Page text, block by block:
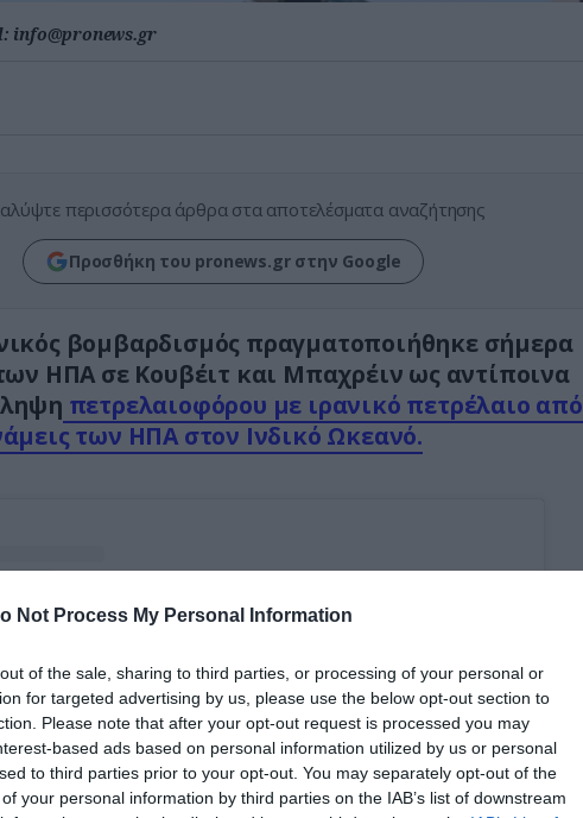
Not Process My Personal Information
of the sale, sharing to third parties, or processing of your personal or
for targeted advertising by us, please use the below opt-out section to
Please note that after your opt-out request is processed you may
based ads based on personal information utilized by us or personal
to third parties prior to your opt-out. You may separately opt-out of the
your personal information by third parties on the IAB’s list of downstream
info@pronews.gr
περισσότερα άρθρα στα αποτελέσματα αναζήτησης
Προσθήκη του pronews.gr στην Google
βομβαρδισμός πραγματοποιήθηκε σήμερα
ΗΠΑ σε Κουβέιτ και Μπαχρέιν ως αντίποινα
πετρελαιοφόρου με ιρανικό πετρέλαιο από
των ΗΠΑ στον Ινδικό Ωκεανό.